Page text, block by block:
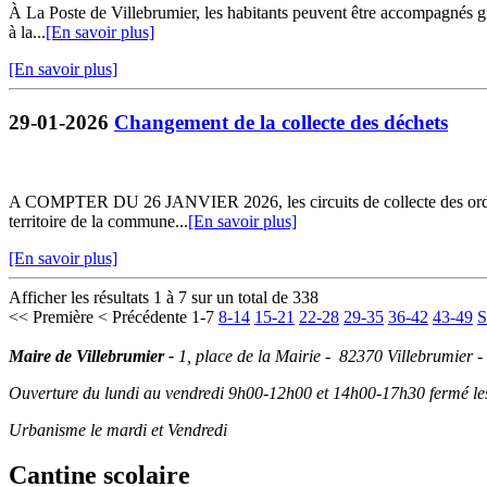
À La Poste de Villebrumier, les habitants peuvent être accompagnés
à la...[En savoir plus]
[En savoir plus]
29-01-2026 Changement de la collecte des déchets
A COMPTER DU 26 JANVIER 2026, les circuits de collecte des
territoire de la commune...[En savoir plus]
[En savoir plus]
Afficher les résultats 1 à 7 sur un total de 338
<< Première < Précédente 1-7 8-14 15-21 22-28 29-35 36-42 43-49
Maire de Villebrumier - 1, place de la Mairie - 82370 Villebrumier
Ouverture du lundi au vendredi 9h00-12h00 et 14h00-17h30 fermé
Urbanisme le mardi et Vendredi
Cantine scolaire